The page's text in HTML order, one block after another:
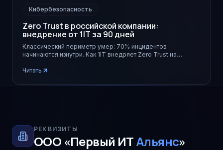
Кибербезопасность
Zero Trust в российской компании:
внедрение от 1IT за 90 дней
Классический периметр умер: 70% инцидентов
начинаются изнутри. Как 1IT внедряет Zero Trust на
Читать
РЕКВИЗИТЫ
ООО «Первый ИТАльянс»